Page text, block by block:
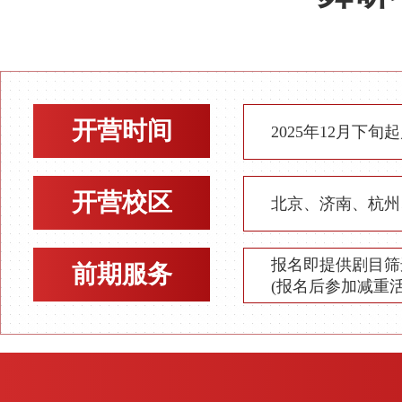
开营时间 2025年12月下旬
开营校区 北京、济南、杭
前期服务
报名即提供剧目
(报名后参加减重